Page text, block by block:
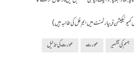
ڈیپارٹمنٹ میں ایم فل کی طالبہ ہیں)
جسم کی تشہیر عورت عورت کی تذلیل